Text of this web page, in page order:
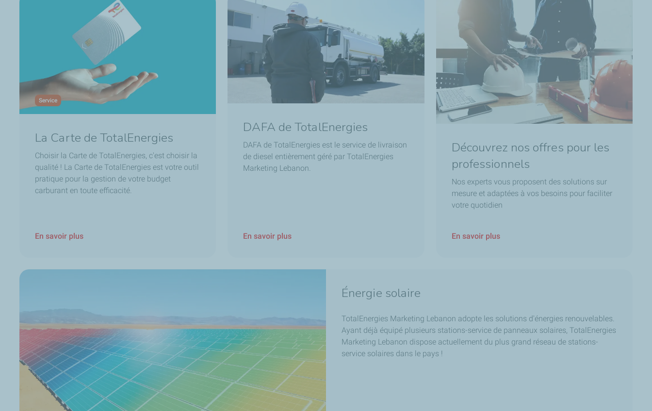
Service
La Carte de TotalEnergies
Choisir la Carte de TotalEnergies, c'est choisir la
qualité ! La Carte de TotalEnergies est votre outil
pratique pour la gestion de votre budget
carburant en toute efficacité.
En savoir plus
DAFA de TotalEnergies
DAFA de TotalEnergies est le service de livraison
de diesel entièrement géré par TotalEnergies
Marketing Lebanon.
En savoir plus
Découvrez nos offres pour les
professionnels
Nos experts vous proposent des solutions sur
mesure et adaptées à vos besoins pour faciliter
votre quotidien
En savoir plus
Énergie solaire
TotalEnergies Marketing Lebanon adopte les solutions d'énergies renouvelables.
Ayant déjà équipé plusieurs stations-service de panneaux solaires, TotalEnergies
Marketing Lebanon dispose actuellement du plus grand réseau de stations-
service solaires dans le pays !